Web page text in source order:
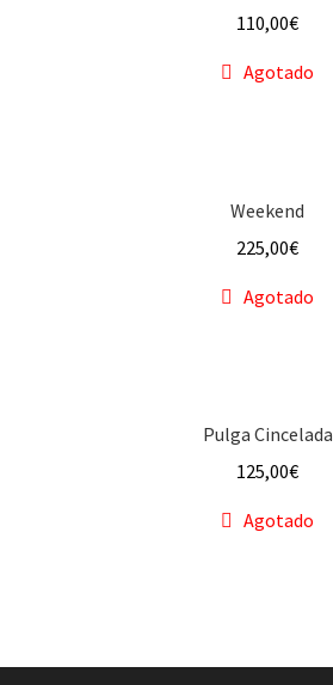
110,00€
Agotado
Weekend
225,00€
Agotado
Pulga Cincelada
125,00€
Agotado